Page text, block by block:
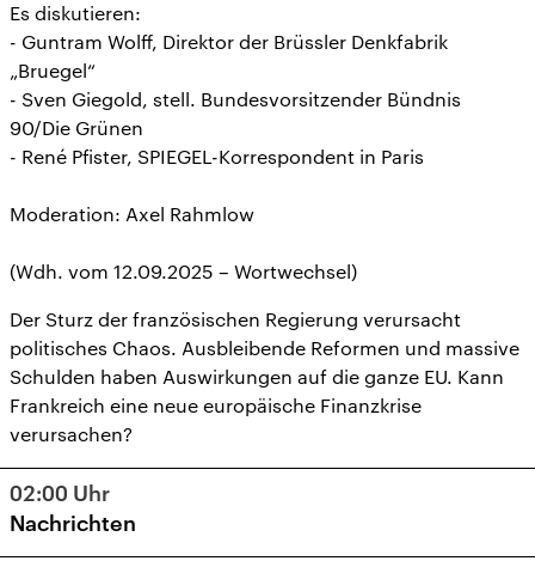
Es diskutieren:
- Guntram Wolff, Direktor der Brüssler Denkfabrik
„Bruegel“
- Sven Giegold, stell. Bundesvorsitzender Bündnis
90/Die Grünen
- René Pfister, SPIEGEL-Korrespondent in Paris
Moderation: Axel Rahmlow
(Wdh. vom 12.09.2025 – Wortwechsel)
Der Sturz der französischen Regierung verursacht
politisches Chaos. Ausbleibende Reformen und massive
Schulden haben Auswirkungen auf die ganze EU. Kann
Frankreich eine neue europäische Finanzkrise
verursachen?
02:00 Uhr
Nachrichten